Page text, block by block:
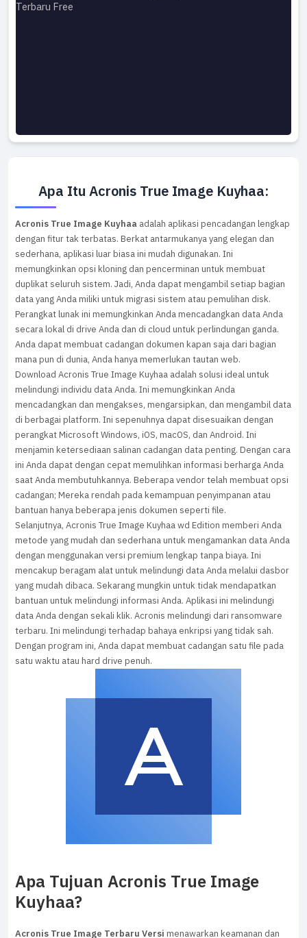
Apa Itu Acronis True Image Kuyhaa:
Acronis True Image Kuyhaa adalah aplikasi pencadangan lengkap
dengan fitur tak terbatas. Berkat antarmukanya yang elegan dan
sederhana, aplikasi luar biasa ini mudah digunakan. Ini
memungkinkan opsi kloning dan pencerminan untuk membuat
duplikat seluruh sistem. Jadi, Anda dapat mengambil setiap bagian
data yang Anda miliki untuk migrasi sistem atau pemulihan disk.
Perangkat lunak ini memungkinkan Anda mencadangkan data Anda
secara lokal di drive Anda dan di cloud untuk perlindungan ganda.
Anda dapat membuat cadangan dokumen kapan saja dari bagian
mana pun di dunia, Anda hanya memerlukan tautan web.
Download Acronis True Image Kuyhaa adalah solusi ideal untuk
melindungi individu data Anda. Ini memungkinkan Anda
mencadangkan dan mengakses, mengarsipkan, dan mengambil data
di berbagai platform. Ini sepenuhnya dapat disesuaikan dengan
perangkat Microsoft Windows, iOS, macOS, dan Android. Ini
menjamin ketersediaan salinan cadangan data penting. Dengan cara
ini Anda dapat dengan cepat memulihkan informasi berharga Anda
saat Anda membutuhkannya. Beberapa vendor telah membuat opsi
cadangan; Mereka rendah pada kemampuan penyimpanan atau
bantuan hanya beberapa jenis dokumen seperti file.
Selanjutnya, Acronis True Image Kuyhaa wd Edition memberi Anda
metode yang mudah dan sederhana untuk mengamankan data Anda
dengan menggunakan versi premium lengkap tanpa biaya. Ini
mencakup beragam alat untuk melindungi data Anda melalui dasbor
yang mudah dibaca. Sekarang mungkin untuk tidak mendapatkan
bantuan untuk melindungi informasi Anda. Aplikasi ini melindungi
data Anda dengan sekali klik. Acronis melindungi dari ransomware
terbaru. Ini melindungi terhadap bahaya enkripsi yang tidak sah.
Dengan program ini, Anda dapat membuat cadangan satu file pada
satu waktu atau hard drive penuh.
Apa Tujuan Acronis True Image
Kuyhaa?
Acronis True Image Terbaru Versi menawarkan keamanan dan